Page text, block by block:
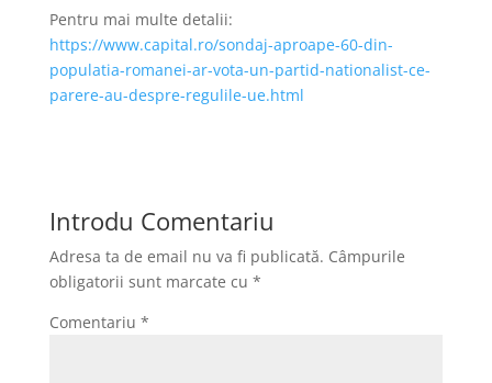
Pentru mai multe detalii:
https://www.capital.ro/sondaj-aproape-60-din-
populatia-romanei-ar-vota-un-partid-nationalist-ce-
parere-au-despre-regulile-ue.html
Introdu Comentariu
Adresa ta de email nu va fi publicată. Câmpurile
obligatorii sunt marcate cu *
Comentariu *